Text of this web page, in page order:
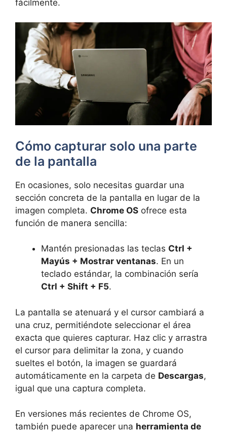
fácilmente.
Cómo capturar solo una parte
de la pantalla
En ocasiones, solo necesitas guardar una
sección concreta de la pantalla en lugar de la
imagen completa. Chrome OS ofrece esta
función de manera sencilla:
Mantén presionadas las teclas Ctrl +
Mayús + Mostrar ventanas. En un
teclado estándar, la combinación sería
Ctrl + Shift + F5.
La pantalla se atenuará y el cursor cambiará a
una cruz, permitiéndote seleccionar el área
exacta que quieres capturar. Haz clic y arrastra
el cursor para delimitar la zona, y cuando
sueltes el botón, la imagen se guardará
automáticamente en la carpeta de Descargas,
igual que una captura completa.
En versiones más recientes de Chrome OS,
también puede aparecer una herramienta de